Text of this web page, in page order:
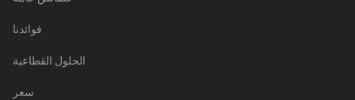
فوائدنا
الحلول القطاعية
سعر